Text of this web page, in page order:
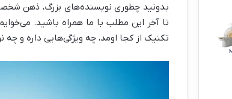
بدونید چطوری نویسنده‌های بزرگ، ذهن
تا آخر این مطلب با ما همراه باشید.
تکنیک از کجا اومد، چه ویژگی‌هایی داره و